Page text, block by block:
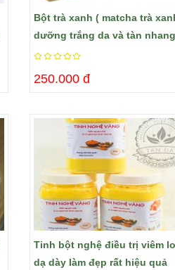
Bột trà xanh ( matcha trà
dưỡng trắng da và tàn nhang
250.000 đ
Tinh bột nghệ điều trị viêm
dạ dày làm đẹp rất hiệu quả